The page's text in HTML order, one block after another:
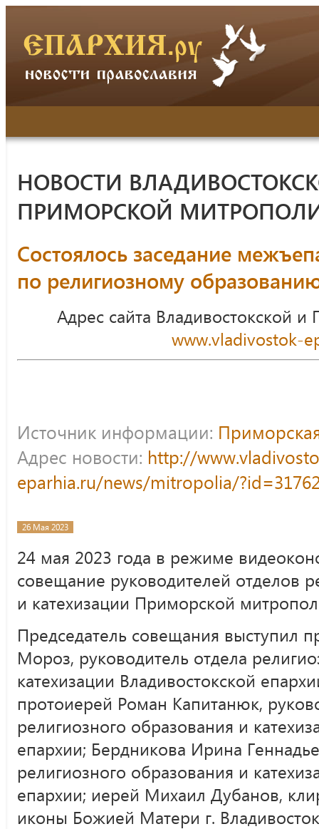
НОВОСТИ
ПРИМОРСКОЙ
Состоялось заседание
по религиозному
Адрес сайта Владивостокской
www.vladivostok-
Источник информации:
Адрес новости: http://
eparhia.ru/news/mitropolia/
26 Мая 2023
24 мая 2023 года в режиме
совещание руководителей отделов
и катехизации Приморской
Председатель совещания выступил
Мороз, руководитель отдела
катехизации Владивостокской
протоиерей Роман Капитанюк,
религиозного образования и
епархии; Бердникова Ирина
религиозного образования и
епархии; иерей Михаил Дубанов,
иконы Божией Матери г.